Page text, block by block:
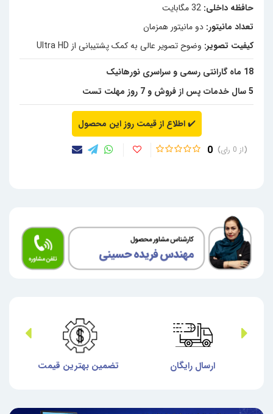
حافظه داخلی:
تعداد مانیتور: دو مانیتور همزمان
کیفیت تصویر: وضوح تصویر عالی به کمک پشتیبانی از Ultra HD
18 ماه گارانتی رسمی و سراسری نورهانیک
5 سال خدمات پس از فروش و 7 روز مهلت تست
✔️اطلاع از قیمت روز این محصول
0 0
ارسال رایگان تضمین بهترین قیمت